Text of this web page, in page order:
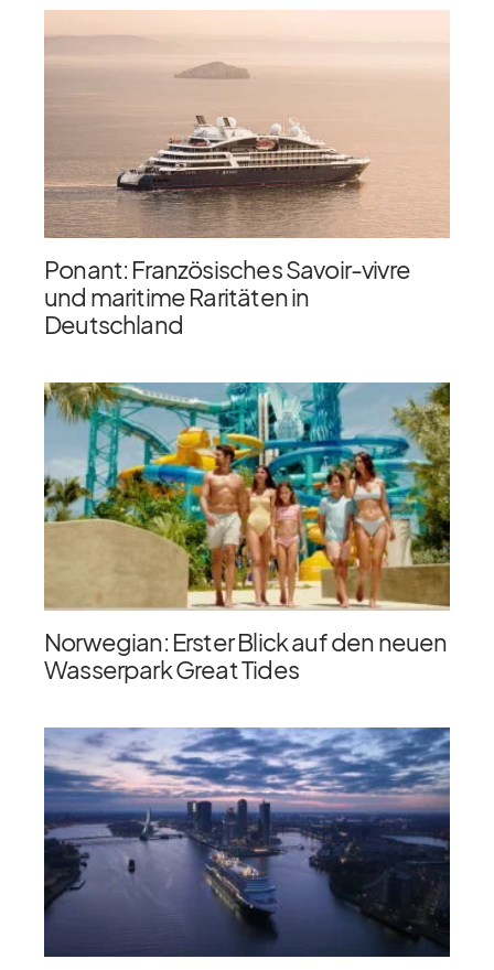
Ponant: Französisches Savoir-vivre
und maritime Raritäten in
Deutschland
Norwegian: Erster Blick auf den neuen
Wasserpark Great Tides